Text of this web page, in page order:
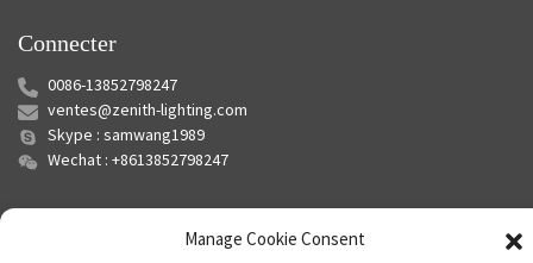
Connecter
0086-13852798247
ventes@zenith-lighting.com
Skype : samwang1989
Wechat : +8613852798247
Manage Cookie Consent